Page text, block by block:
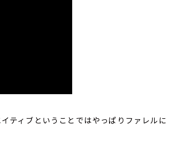
ティブということではやっぱりファレルに